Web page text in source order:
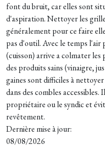
font du bruit, car elles sont
d'aspiration. Nettoyer les
généralement pour ce faire
pas d'outil. Avec le temps l'air
(cuisson) arrive a colmater
des produits sains (vinaigre,
gaines sont difficiles à
dans des combles
propriétaire ou le syndic et
revêtement.
Dernière mise à jour:
08/08/2026